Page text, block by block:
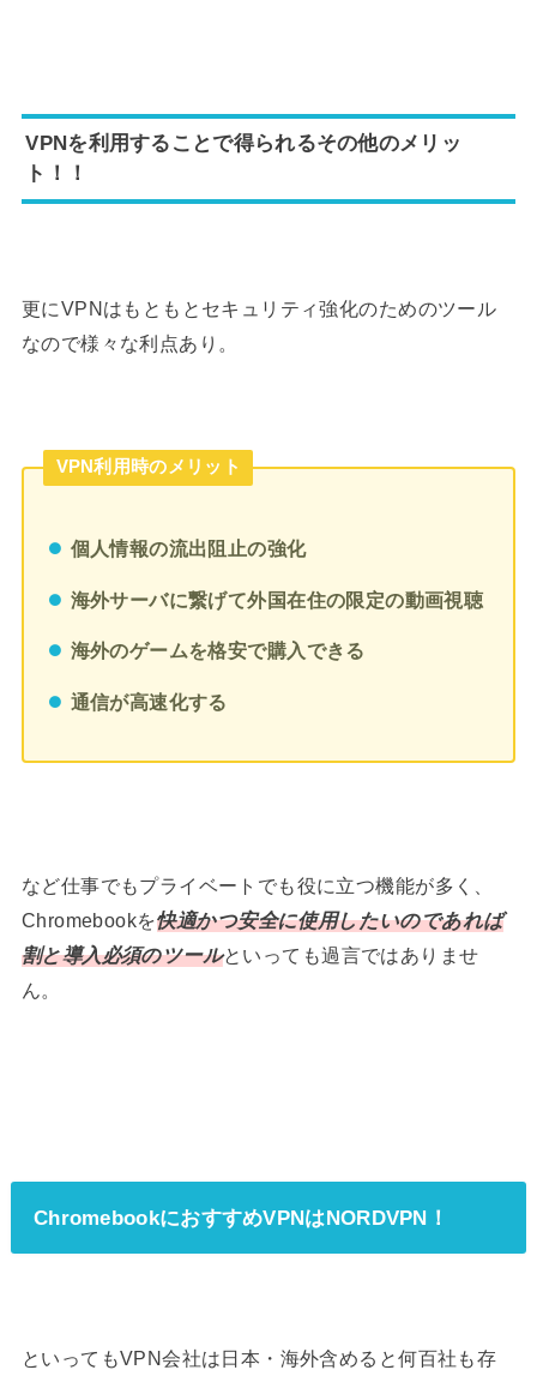
VPNを利用することで得られるその他のメリッ
ト！！
更にVPNはもともとセキュリティ強化のためのツール
なので様々な利点あり。
VPN利用時のメリット
個人情報の流出阻止の強化
海外サーバに繋げて外国在住の限定の動画視聴
海外のゲームを格安で購入できる
通信が高速化する
など仕事でもプライベートでも役に立つ機能が多く、
Chromebookを快適かつ安全に使用したいのであれば
割と導入必須のツールといっても過言ではありませ
ん。
ChromebookにおすすめVPNはNORDVPN！
といってもVPN会社は日本・海外含めると何百社も存